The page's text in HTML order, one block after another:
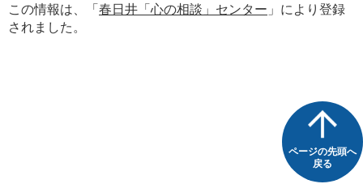
この情報は、「 春日井「心の相談」センター 」により登録
されました。
ページの先頭へ
戻る